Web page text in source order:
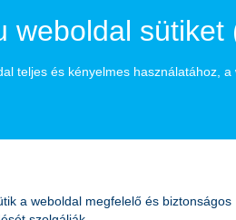
alatt a lakásban lévő értékeiknek
otthoni lámpák automatikus
a lakossági
weboldal sütiket
teljes és kényelmes használatához,
a weboldal megfelelő és biztonságos